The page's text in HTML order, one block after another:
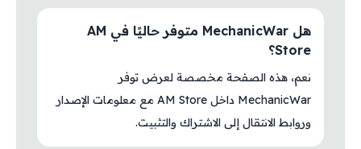
هل MechanicWar متوفر حاليًا في AM
Store؟
نعم، هذه الصفحة مخصصة لعرض توفر
MechanicWar داخل AM Store مع معلومات الإصدار
وروابط الانتقال إلى الاشتراك والتثبيت.